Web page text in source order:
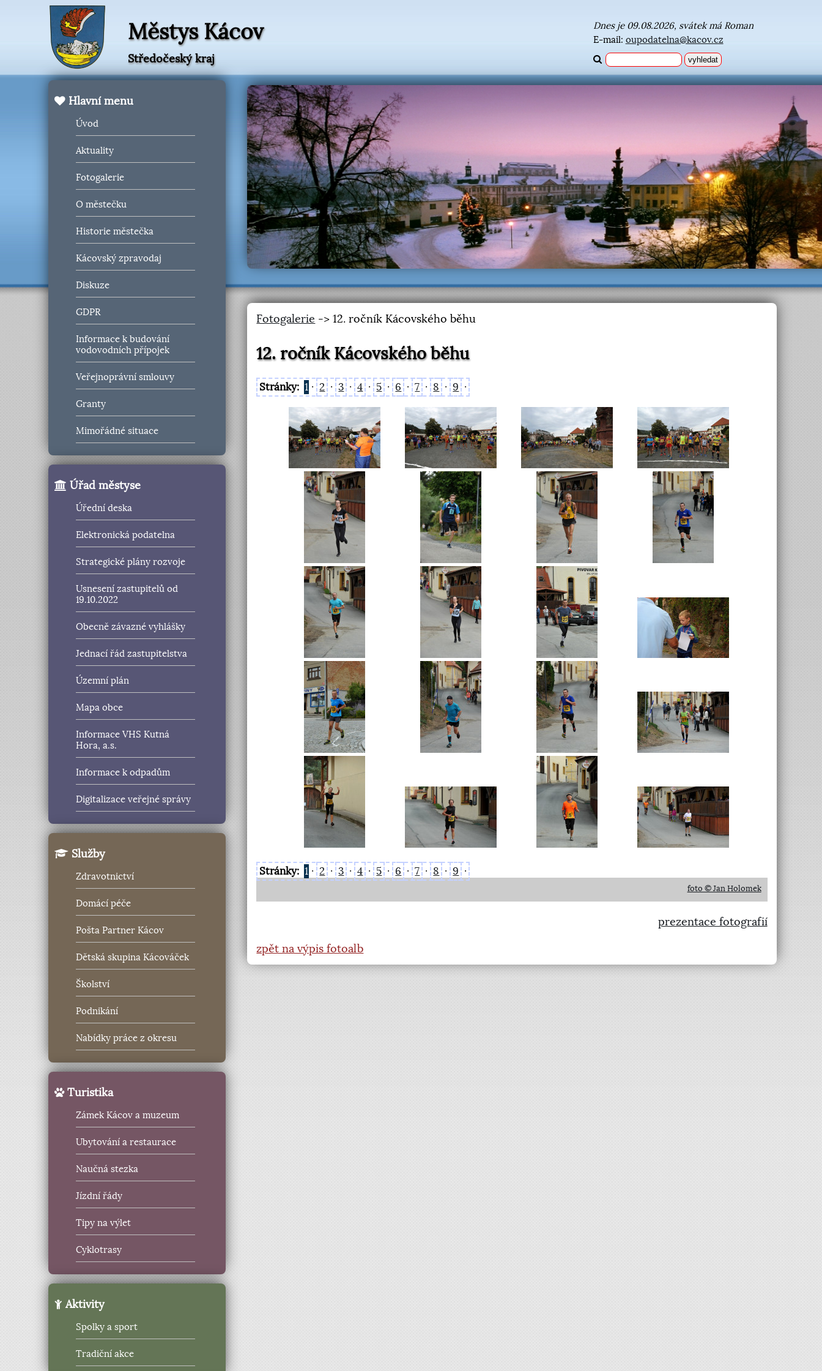
Městys Kácov
Středočeský kraj
Dnes je 09.08.2026, svátek má Roman
E-mail: oupodatelna@kacov.cz
Hlavní menu
Úvod
Aktuality
Fotogalerie
O městečku
Historie městečka
Kácovský zpravodaj
Diskuze
GDPR
Informace k budování
vodovodních přípojek
Veřejnoprávní smlouvy
Granty
Mimořádné situace
Úřad městyse
Úřední deska
Elektronická podatelna
Strategické plány rozvoje
Usnesení zastupitelů od
19.10.2022
Obecně závazné vyhlášky
Jednací řád zastupitelstva
Územní plán
Mapa obce
Informace VHS Kutná
Hora, a.s.
Informace k odpadům
Digitalizace veřejné správy
Služby
Zdravotnictví
Domácí péče
Pošta Partner Kácov
Dětská skupina Kácováček
Školství
Podnikání
Nabídky práce z okresu
Turistika
Zámek Kácov a muzeum
Ubytování a restaurace
Naučná stezka
Jízdní řády
Tipy na výlet
Cyklotrasy
Aktivity
Spolky a sport
Tradiční akce
Fotogalerie -> 12. ročník Kácovského běhu
12. ročník Kácovského běhu
Stránky: 1 · 2 · 3 · 4 · 5 · 6 · 7 · 8 · 9 ·
Stránky: 1 · 2 · 3 · 4 · 5 · 6 · 7 · 8 · 9 ·
foto © Jan Holomek
prezentace fotografií
zpět na výpis fotoalb